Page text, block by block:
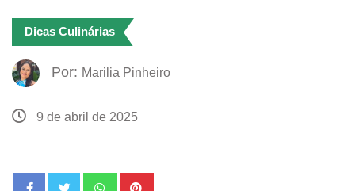
Dicas Culinárias
Por: Marilia Pinheiro
9 de abril de 2025